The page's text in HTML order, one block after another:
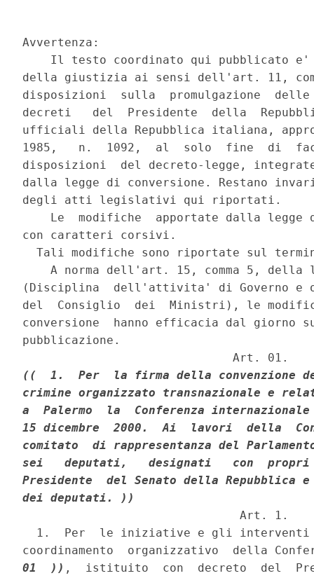
Avvertenza:
Il testo coordinato qui pubblicato
della giustizia ai sensi dell'art. 11,
disposizioni  sulla  promulgazione
decreti   del  Presidente  della
ufficiali della Repubblica italiana,
1985,   n.  1092,  al  solo  fine  di
disposizioni  del decreto-legge,
dalla legge di conversione. Restano
degli atti legislativi qui riportati.
Le  modifiche  apportate dalla legge
con caratteri corsivi.
Tali modifiche sono riportate sul
A norma dell'art. 15, comma 5, della
(Disciplina  dell'attivita' di Governo e
del  Consiglio  dei  Ministri), le
conversione  hanno efficacia dal giorno
pubblicazione.
((  1.  Per  la firma della convenzione
crimine organizzato transnazionale e
a  Palermo  la  Conferenza
15 dicembre  2000.  Ai  lavori  della
comitato  di rappresentanza del
sei   deputati,   designati   con
Presidente  del Senato della Repubblica
dei deputati. ))
                               Art. 1.
1.  Per  le iniziative e gli
coordinamento  organizzativo  della
01  )) ,  istituito  con  decreto  del